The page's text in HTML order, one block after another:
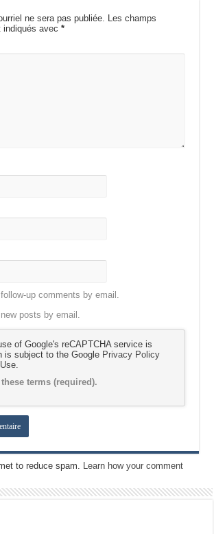
ne sera pas publiée.
Les champs
indiqués avec*
up comments by email.
posts by email.
of Google's reCAPTCHA service is
is subject to the Google Privacy Policy
these terms (required).
to reduce spam.
Learn how your comment